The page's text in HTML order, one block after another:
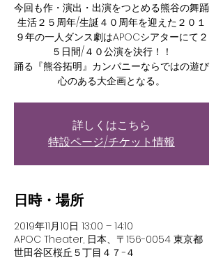
今回も作・演出・出演をつとめる熊谷の舞踊
生活２５周年/生誕４０周年を迎えた２０１
９年の一人ダンス劇はAPOCシアターにて２
５日間/４０公演を決行！！
踊る『熊谷拓明』カンパニーならではの遊び
心のある大企画となる。
詳しくはこちら
特設ページ/チケット情報
日時・場所
2019年11月10日 13:00 – 14:10
APOC Theater, 日本、〒156-0054 東京都
世田谷区桜丘５丁目４７−４